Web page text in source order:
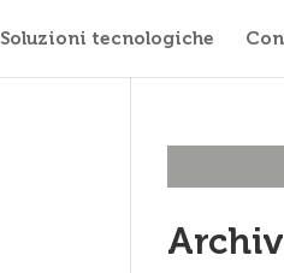
Soluzioni tecnologiche